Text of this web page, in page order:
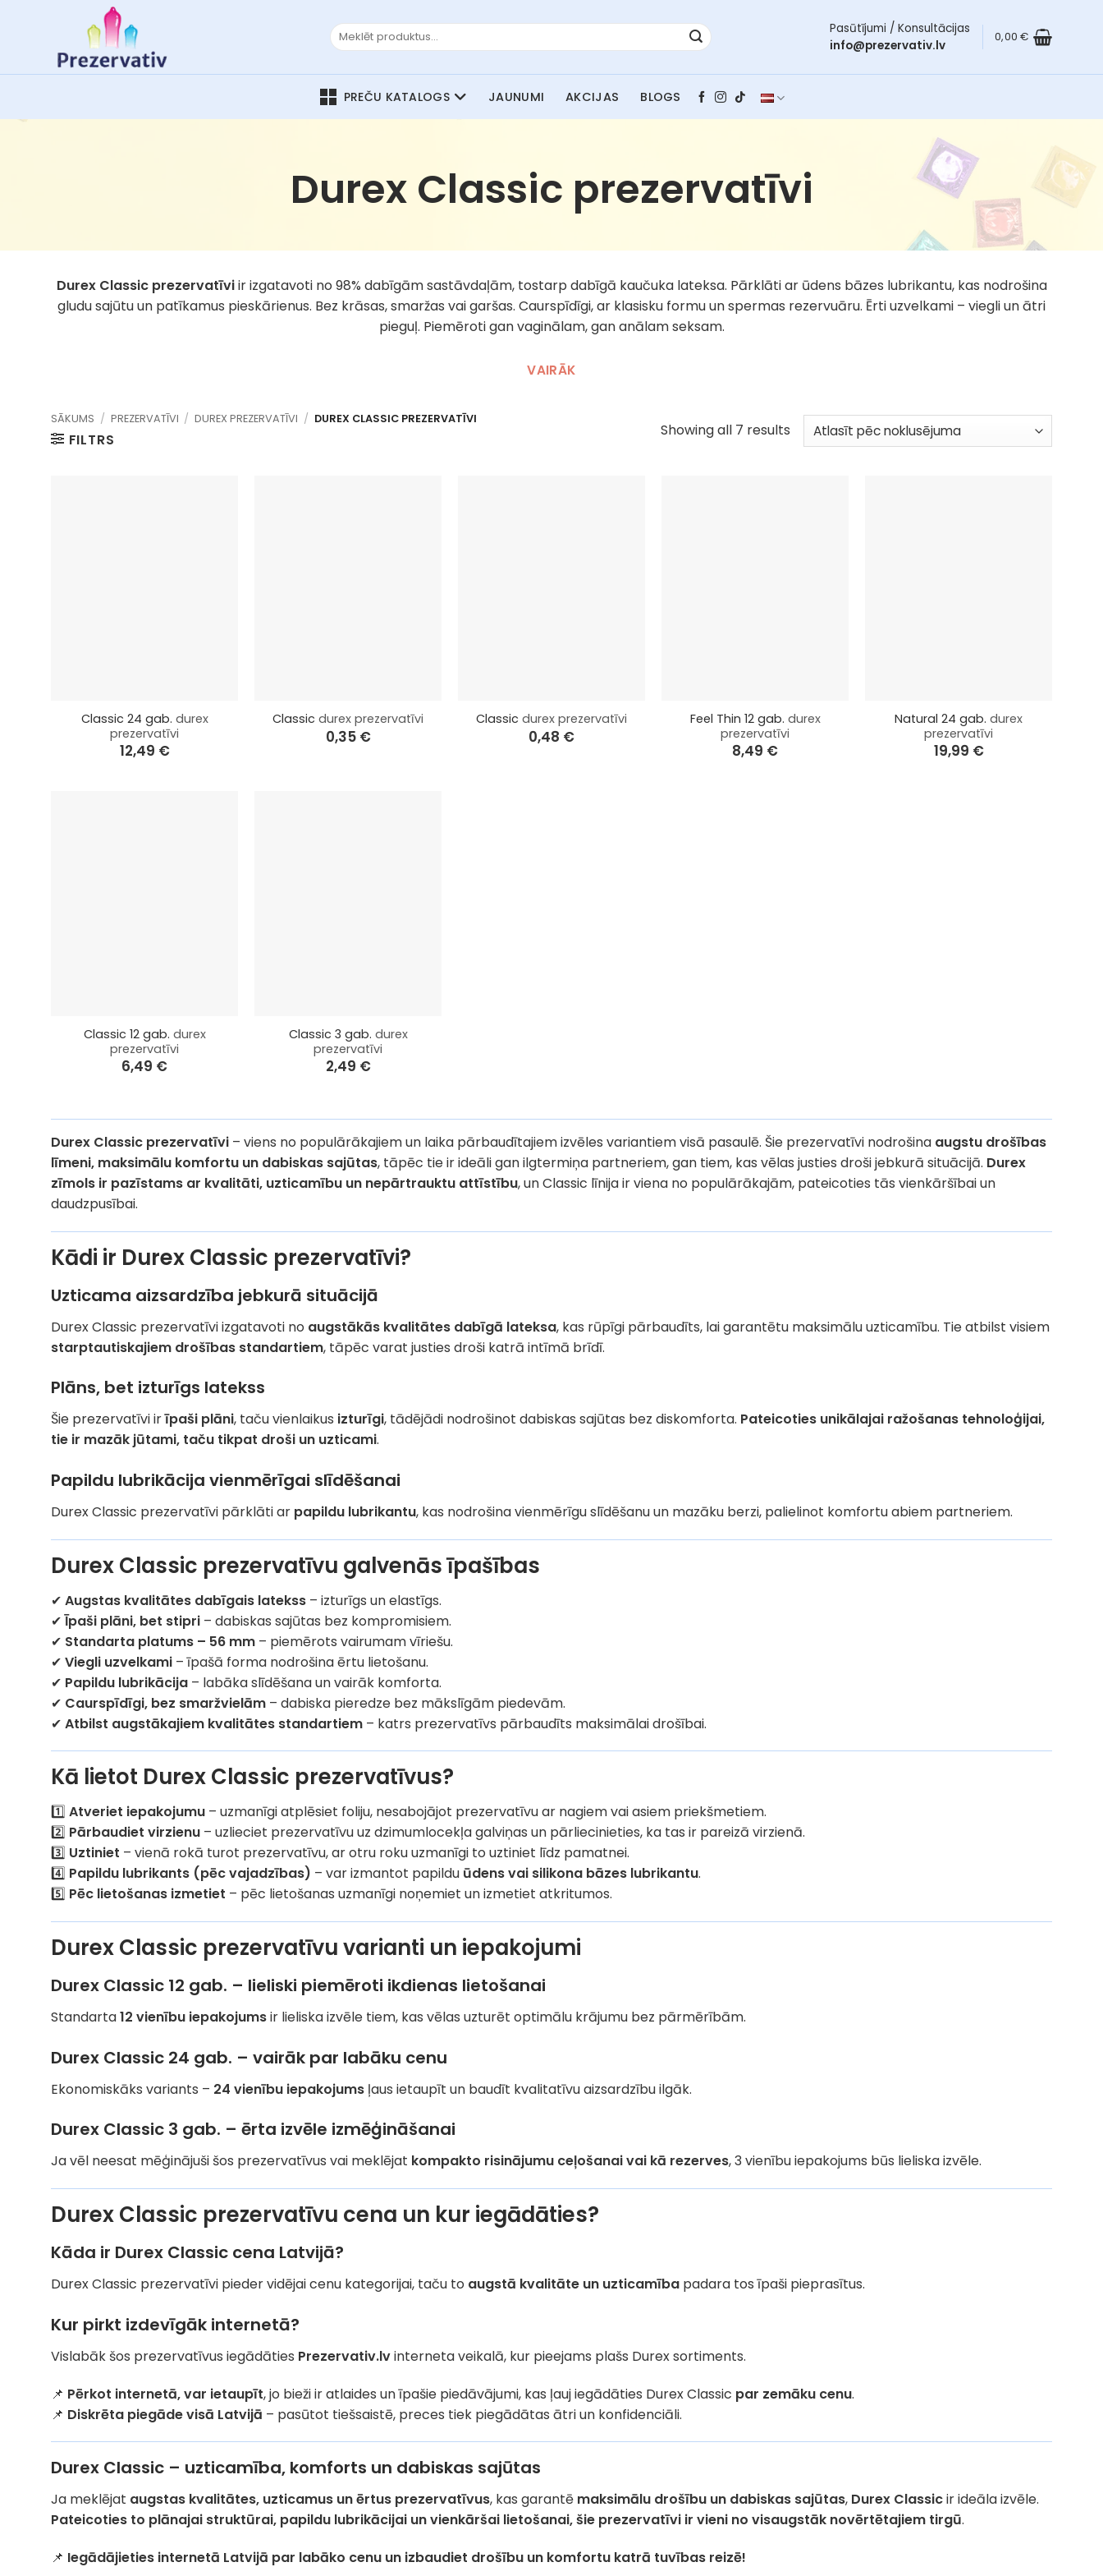
Meklēt:
Pasūtījumi / Konsultācijas
info@prezervativ.lv
0,00€
JAUNUMI AKCIJAS BLOGS
Durex Classic prezervatīvi
Durex Classic prezervatīviir izgatavoti no 98% dabīgām sastāvdaļām, tostarp dabīgā kaučuka lateksa. Pārklāti ar ūdens bāzes lubrikantu, kas nodrošina
gludu sajūtu un patīkamus pieskārienus. Bez krāsas, smaržas vai garšas. Caurspīdīgi, ar klasisku formu un spermas rezervuāru. Ērti uzvelkami – viegli un ātri
pieguļ. Piemēroti gan vaginālam, gan anālam seksam.
VAIRĀK
SĀKUMS / PREZERVATĪVI / DUREX PREZERVATĪVI / DUREX CLASSIC PREZERVATĪVI
FILTRS
Showing all 7 results
Classic 24 gab. durex
prezervatīvi
12,49 €
Classic durex prezervatīvi
0,35 €
Classic durex prezervatīvi
0,48 €
Feel Thin 12 gab. durex
prezervatīvi
8,49 €
Natural 24 gab. durex
prezervatīvi
19,99 €
Classic 12 gab. durex
prezervatīvi
6,49 €
Classic 3 gab. durex
prezervatīvi
2,49 €
Durex Classic prezervatīvi – viens no populārākajiem un laika pārbaudītajiem izvēles variantiem visā pasaulē. Šie prezervatīvi nodrošina augstu drošības
līmeni, maksimālu komfortu un dabiskas sajūtas, tāpēc tie ir ideāli gan ilgtermiņa partneriem, gan tiem, kas vēlas justies droši jebkurā situācijā. Durex
zīmols ir pazīstams ar kvalitāti, uzticamību un nepārtrauktu attīstību, un Classic līnija ir viena no populārākajām, pateicoties tās vienkāršībai un
daudzpusībai.
Kādi ir Durex Classic prezervatīvi?
Uzticama aizsardzība jebkurā situācijā
Durex Classic prezervatīvi izgatavoti no augstākās kvalitātes dabīgā lateksa, kas rūpīgi pārbaudīts, lai garantētu maksimālu uzticamību. Tie atbilst visiem
starptautiskajiem drošības standartiem, tāpēc varat justies droši katrā intīmā brīdī.
Plāns, bet izturīgs latekss
Šie prezervatīvi irīpaši plāni, taču vienlaikus izturīgi, tādējādi nodrošinot dabiskas sajūtas bez diskomforta. Pateicoties unikālajai ražošanas tehnoloģijai,
tie ir mazāk jūtami, taču tikpat droši un uzticami.
Papildu lubrikācija vienmērīgai slīdēšanai
Durex Classic prezervatīvi pārklāti ar papildu lubrikantu, kas nodrošina vienmērīgu slīdēšanu un mazāku berzi, palielinot komfortu abiem partneriem.
Durex Classic prezervatīvu galvenās īpašības
✔ Augstas kvalitātes dabīgais latekss – izturīgs un elastīgs.
✔Īpaši plāni, bet stipri – dabiskas sajūtas bez kompromisiem.
✔ Standarta platums – 56 mm – piemērots vairumam vīriešu.
✔ Viegli uzvelkami – īpašā forma nodrošina ērtu lietošanu.
✔ Papildu lubrikācija – labāka slīdēšana un vairāk komforta.
✔ Caurspīdīgi, bez smaržvielām – dabiska pieredze bez mākslīgām piedevām.
✔ Atbilst augstākajiem kvalitātes standartiem – katrs prezervatīvs pārbaudīts maksimālai drošībai.
Kā lietot Durex Classic prezervatīvus?
1️⃣ Atveriet iepakojumu – uzmanīgi atplēsiet foliju, nesabojājot prezervatīvu ar nagiem vai asiem priekšmetiem.
2️⃣ Pārbaudiet virzienu – uzlieciet prezervatīvu uz dzimumlocekļa galviņas un pārliecinieties, ka tas ir pareizā virzienā.
3️⃣ Uztiniet – vienā rokā turot prezervatīvu, ar otru roku uzmanīgi to uztiniet līdz pamatnei.
4️⃣ Papildu lubrikants (pēc vajadzības) – var izmantot papildu ūdens vai silikona bāzes lubrikantu.
5️⃣ Pēc lietošanas izmetiet – pēc lietošanas uzmanīgi noņemiet un izmetiet atkritumos.
Durex Classic prezervatīvu varianti un iepakojumi
Durex Classic 12 gab. – lieliski piemēroti ikdienas lietošanai
Standarta12 vienību iepakojumsir lieliska izvēle tiem, kas vēlas uzturēt optimālu krājumu bez pārmērībām.
Durex Classic 24 gab. – vairāk par labāku cenu
Ekonomiskāks variants – 24 vienību iepakojums ļaus ietaupīt un baudīt kvalitatīvu aizsardzību ilgāk.
Durex Classic 3 gab. – ērta izvēle izmēģināšanai
Ja vēl neesat mēģinājuši šos prezervatīvus vai meklējat kompakto risinājumu ceļošanai vai kā rezerves, 3 vienību iepakojums būs lieliska izvēle.
Durex Classic prezervatīvu cena un kur iegādāties?
Kāda ir Durex Classic cena Latvijā?
Durex Classic prezervatīvi pieder vidējai cenu kategorijai, taču to augstā kvalitāte un uzticamība padara tos īpaši pieprasītus.
Kur pirkt izdevīgāk internetā?
Vislabāk šos prezervatīvus iegādāties Prezervativ.lvinterneta veikalā, kur pieejams plašs Durex sortiments.
📌 Pērkot internetā, var ietaupīt, jo bieži ir atlaides un īpašie piedāvājumi, kas ļauj iegādāties Durex Classic par zemāku cenu.
📌 Diskrēta piegāde visā Latvijā – pasūtot tiešsaistē, preces tiek piegādātas ātri un konfidenciāli.
Durex Classic – uzticamība, komforts un dabiskas sajūtas
Ja meklējat augstas kvalitātes, uzticamus un ērtus prezervatīvus, kas garantē maksimālu drošību un dabiskas sajūtas, Durex Classicir ideāla izvēle.
Pateicoties to plānajai struktūrai, papildu lubrikācijai un vienkāršai lietošanai, šie prezervatīvi ir vieni no visaugstāk novērtētajiem tirgū.
📌 Iegādājieties internetā Latvijā par labāko cenu un izbaudiet drošību un komfortu katrā tuvības reizē!